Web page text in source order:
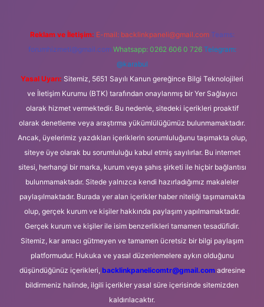
Reklam ve İletişim: E-mail: backlinkpaneli@gmail.com Teams:
forumhizmeti@gmail.com Whatsapp: 0262 606 0 726 Telegram:
@karabul
Yasal Uyarı: Sitemiz, 5651 Sayılı Kanun gereğince Bilgi Teknolojileri
ve İletişim Kurumu (BTK) tarafından onaylanmış bir Yer Sağlayıcı
olarak hizmet vermektedir. Bu nedenle, sitedeki içerikleri proaktif
olarak denetleme veya araştırma yükümlülüğümüz bulunmamaktadır.
Ancak, üyelerimiz yazdıkları içeriklerin sorumluluğunu taşımakta olup,
siteye üye olarak bu sorumluluğu kabul etmiş sayılırlar. Bu internet
sitesi, herhangi bir marka, kurum veya şahıs şirketi ile hiçbir bağlantısı
bulunmamaktadır. Sitede yalnızca kendi hazırladığımız makaleler
paylaşılmaktadır. Burada yer alan içerikler haber niteliği taşımamakta
olup, gerçek kurum ve kişiler hakkında paylaşım yapılmamaktadır.
Gerçek kurum ve kişiler ile isim benzerlikleri tamamen tesadüfidir.
Sitemiz, kar amacı gütmeyen ve tamamen ücretsiz bir bilgi paylaşım
platformudur. Hukuka ve yasal düzenlemelere aykırı olduğunu
düşündüğünüz içerikleri, backlinkpanelicomtr@gmail.comadresine
bildirmeniz halinde, ilgili içerikler yasal süre içerisinde sitemizden
kaldırılacaktır.